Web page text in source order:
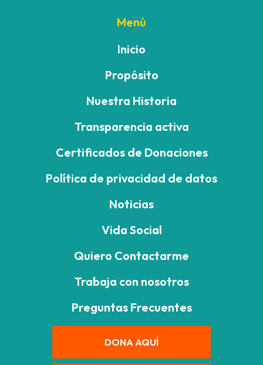
Menú
Inicio
Propósito
Nuestra Historia
Transparencia activa
Certificados de Donaciones
Política de privacidad de datos
Noticias
Vida Social
Quiero Contactarme
Trabaja con nosotros
Preguntas Frecuentes
DONA AQUÍ